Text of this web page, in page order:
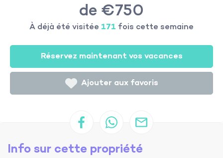
de €750
À déjà été visitée 171 fois cette semaine
Réservez maintenant vos vacances
Ajouter aux favoris
Info sur cette propriété